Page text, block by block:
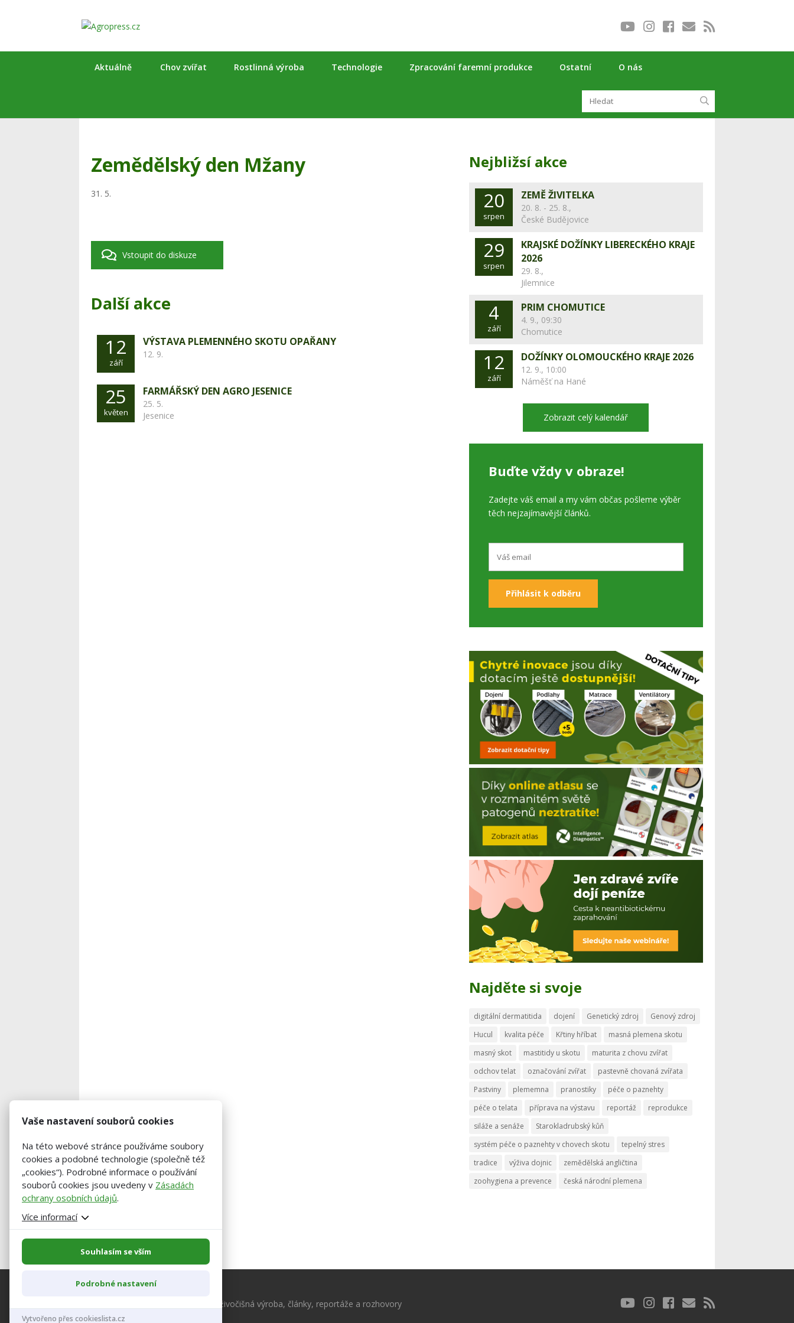
Aktuálně Chov zvířat Rostlinná výroba Technologie Zpracování faremní produkce Ostatní O nás
Zemědělský den Mžany
31. 5.
Vstoupit do diskuze
Další akce
12
září
VÝSTAVA PLEMENNÉHO SKOTU OPAŘANY
12. 9.
25
květen
FARMÁŘSKÝ DEN AGRO JESENICE
25. 5.
Jesenice
Nejbližsí akce
20
srpen
ZEMĚ ŽIVITELKA
20. 8. - 25. 8.,
České Budějovice
29
srpen
KRAJSKÉ DOŽÍNKY LIBERECKÉHO KRAJE
2026
29. 8.,
Jilemnice
4
září
PRIM CHOMUTICE
4. 9., 09:30
Chomutice
12
září
DOŽÍNKY OLOMOUCKÉHO KRAJE 2026
12. 9., 10:00
Náměšť na Hané
Zobrazit celý kalendář
Buďte vždy v obraze!
Zadejte váš email a my vám občas pošleme výběr
těch nejzajímavější článků.
Najděte si svoje
digitální dermatitida dojení Genetický zdroj
Genový zdroj
Hucul
kvalita péče Křtiny hříbat
masná plemena skotu
masný skot
mastitidy u skotu
maturita z chovu zvířat
odchov telat
označování zvířat
pastevně chovaná zvířata
Pastviny
plememna pranostiky
péče o paznehty
péče o telata
příprava na výstavu reportáž
reprodukce
siláže a senáže
Starokladrubský kůň
systém péče o paznehty v chovech skotu
tepelný stres
tradice
výživa dojnic
zemědělská angličtina
zoohygiena a prevence
česká národní plemena
© 2026 Agropress.cz – Zemědělství, živočišná výroba, články, reportáže a rozhovory
Vaše nastavení souborů cookies
Na této webové stránce používáme soubory
cookies a podobné technologie (společně též
„cookies“). Podrobné informace o používání
souborů cookies jsou uvedeny v Zásadách
ochrany osobních údajů.
Více informací
Souhlasím se vším
Podrobné nastavení
Vytvořeno přes cookieslista.cz